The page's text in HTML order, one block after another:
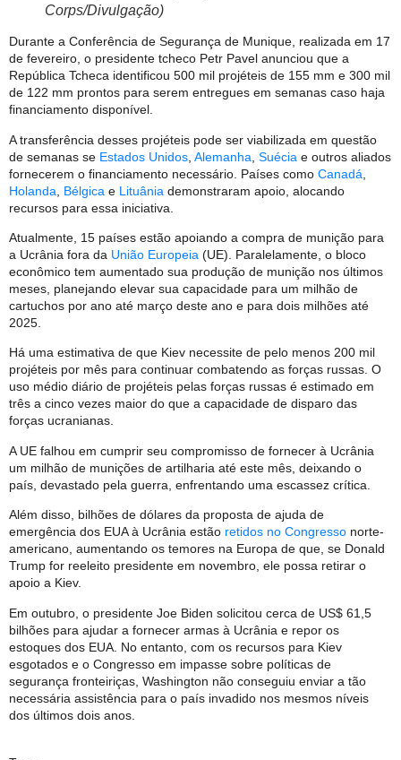
Corps/Divulgação)
Durante a Conferência de Segurança de Munique, realizada em 17
de fevereiro, o presidente tcheco Petr Pavel anunciou que a
República Tcheca identificou 500 mil projéteis de 155 mm e 300 mil
de 122 mm prontos para serem entregues em semanas caso haja
financiamento disponível.
A transferência desses projéteis pode ser viabilizada em questão
de semanas se Estados Unidos Alemanha Suécia e outros aliados
fornecerem o financiamento necessário. Países como Canadá
Holanda
Bélgica e Lituânia demonstraram apoio, alocando
recursos para essa iniciativa.
Atualmente, 15 países estão apoiando a compra de munição para
a Ucrânia fora da União Europeia (UE). Paralelamente, o bloco
econômico tem aumentado sua produção de munição nos últimos
meses, planejando elevar sua capacidade para um milhão de
cartuchos por ano até março deste ano e para dois milhões até
2025.
Há uma estimativa de que Kiev necessite de pelo menos 200 mil
projéteis por mês para continuar combatendo as forças russas. O
uso médio diário de projéteis pelas forças russas é estimado em
três a cinco vezes maior do que a capacidade de disparo das
forças ucranianas.
A UE falhou em cumprir seu compromisso de fornecer à Ucrânia
um milhão de munições de artilharia até este mês, deixando o
país, devastado pela guerra, enfrentando uma escassez crítica.
Além disso, bilhões de dólares da proposta de ajuda de
emergência dos EUA à Ucrânia estão retidos no Congresso norte-
americano, aumentando os temores na Europa de que, se Donald
Trump for reeleito presidente em novembro, ele possa retirar o
apoio a Kiev.
Em outubro, o presidente Joe Biden solicitou cerca de US$ 61,5
bilhões para ajudar a fornecer armas à Ucrânia e repor os
estoques dos EUA. No entanto, com os recursos para Kiev
esgotados e o Congresso em impasse sobre políticas de
segurança fronteiriças, Washington não conseguiu enviar a tão
necessária assistência para o país invadido nos mesmos níveis
dos últimos dois anos.